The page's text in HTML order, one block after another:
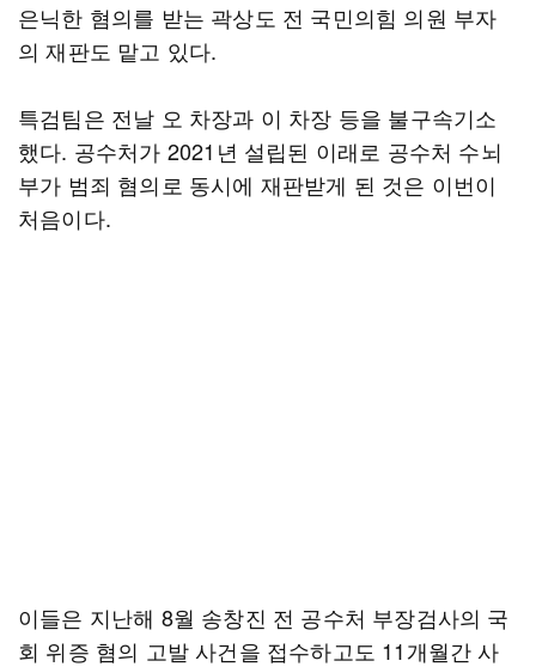
은닉한 혐의를 받는 곽상도 전 국민의힘 의원 부자
의 재판도 맡고 있다.
특검팀은 전날 오 차장과 이 차장 등을 불구속기소
했다. 공수처가 2021년 설립된 이래로 공수처 수뇌
부가 범죄 혐의로 동시에 재판받게 된 것은 이번이
처음이다.
이들은 지난해 8월 송창진 전 공수처 부장검사의 국
회 위증 혐의 고발 사건을 접수하고도 11개월간 사